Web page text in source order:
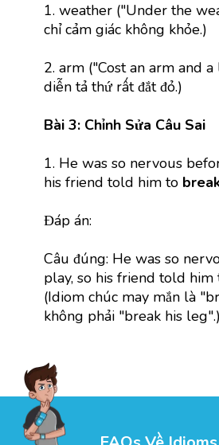
1. weather ("Under the
chỉ cảm giác không khỏe.)
2. arm ("Cost an arm and
diễn tả thứ rất đắt đỏ.)
Bài 3: Chỉnh Sửa Câu Sai
1. He was so nervous
his friend told him to
Đáp án:
Câu đúng: He was so
play, so his friend told him
(Idiom chúc may mắn là
không phải "break his leg".)